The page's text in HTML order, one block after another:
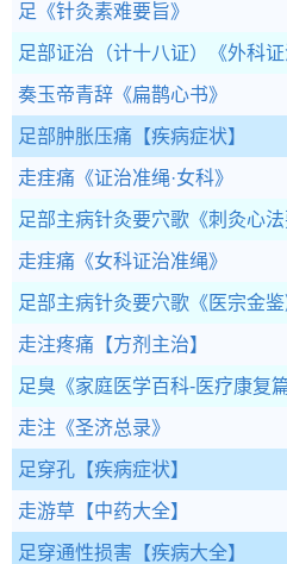
足 《针灸素难要旨》
足部证治（计十八证） 《外科
奏玉帝青辞 《扁鹊心书》
足部肿胀压痛 【疾病症状】
走疰痛 《证治准绳·女科》
足部主病针灸要穴歌 《刺灸心法
走疰痛 《女科证治准绳》
足部主病针灸要穴歌 《医宗金鉴
走注疼痛 【方剂主治】
足臭 《家庭医学百科-医疗康复篇
走注 《圣济总录》
足穿孔 【疾病症状】
走游草 【中药大全】
足穿通性损害 【疾病大全】